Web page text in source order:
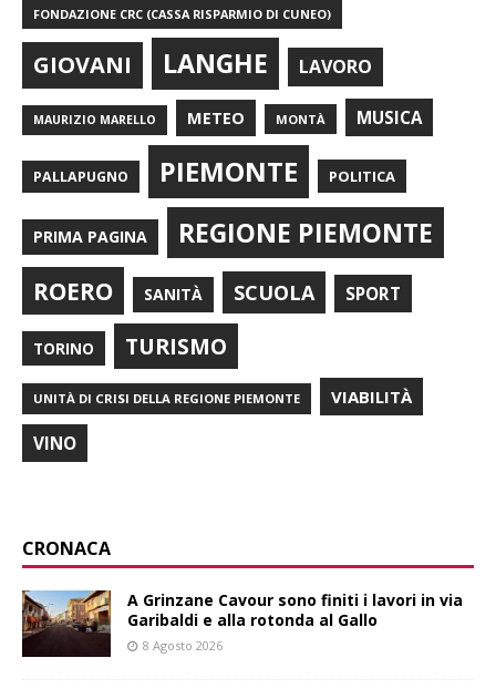
FONDAZIONE CRC (CASSA RISPARMIO DI CUNEO)
GIOVANI LANGHE LAVORO
MAURIZIO MARELLO METEO MONTÀ MUSICA
PALLAPUGNO PIEMONTE POLITICA
PRIMA PAGINA REGIONE PIEMONTE
ROERO SANITÀ SCUOLA SPORT
TORINO TURISMO
UNITÀ DI CRISI DELLA REGIONE PIEMONTE VIABILITÀ
VINO
CRONACA
A Grinzane Cavour sono finiti i lavori in via
Garibaldi e alla rotonda al Gallo
8 Agosto 2026